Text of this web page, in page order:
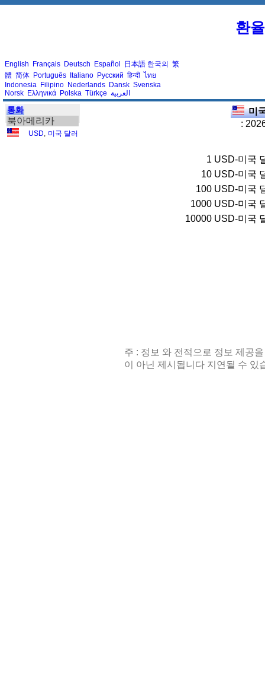
환
English Français Deutsch Español 日本語 한국의 繁
體 简体 Português Italiano Русский हिन्दी ไทย
Indonesia Filipino Nederlands Dansk Svenska
Norsk Ελληνικά Polska Türkçe العربية
통화
북아메리카
USD 미국 달러
미
:
1 USD-미국
10 USD-미국
100 USD-미국
1000 USD-미국
10000 USD-미국
주 : 정보 와 전적으로 정보 제공
이 아닌 제시됩니다 지연될 수 있